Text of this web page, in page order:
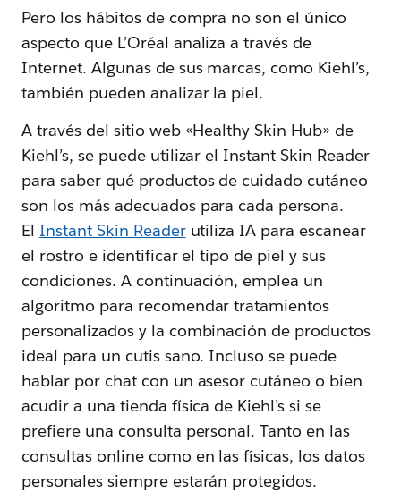
Pero los hábitos de compra no son el único
aspecto que L’Oréal analiza a través de
Internet. Algunas de sus marcas, como Kiehl’s,
también pueden analizar la piel.
A través del sitio web «Healthy Skin Hub» de
Kiehl’s, se puede utilizar el Instant Skin Reader
para saber qué productos de cuidado cutáneo
son los más adecuados para cada persona.
El Instant Skin Readerutiliza IA para escanear
el rostro e identificar el tipo de piel y sus
condiciones. A continuación, emplea un
algoritmo para recomendar tratamientos
personalizados y la combinación de productos
ideal para un cutis sano. Incluso se puede
hablar por chat con un asesor cutáneo o bien
acudir a una tienda física de Kiehl’s si se
prefiere una consulta personal. Tanto en las
consultas online como en las físicas, los datos
personales siempre estarán protegidos.